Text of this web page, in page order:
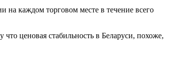
каждом торговом месте в течение всего
ценовая стабильность в Беларуси, похоже,